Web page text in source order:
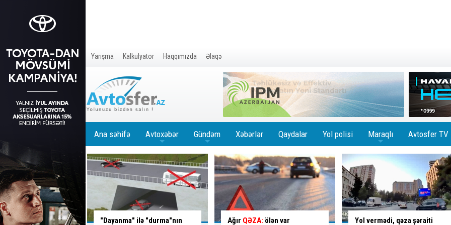
Yarışma Kalkulyator Haqqımızda Əlaqə
Ana səhifə Avtoxəbər Gündəm Xəbərlər Qaydalar Yol polisi Maraqlı Avtosfer TV
ilə "durma"nın
AğırQƏZA: ölən var
Yol vermədi, qəza şəraiti
Binanın girişini zəbt edən